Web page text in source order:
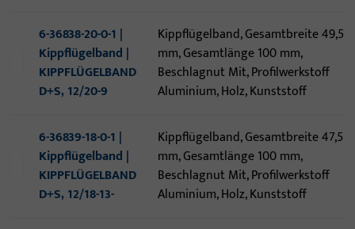
6-36838-20-0-1 |
Kippflügelband |
KIPPFLÜGELBAND
D+S, 12/20-9
Kippflügelband, Gesamtbreite 49,5
mm, Gesamtlänge 100 mm,
Beschlagnut Mit, Profilwerkstoff
Aluminium, Holz, Kunststoff
6-36839-18-0-1 |
Kippflügelband |
KIPPFLÜGELBAND
D+S, 12/18-13-
Kippflügelband, Gesamtbreite 47,5
mm, Gesamtlänge 100 mm,
Beschlagnut Mit, Profilwerkstoff
Aluminium, Holz, Kunststoff